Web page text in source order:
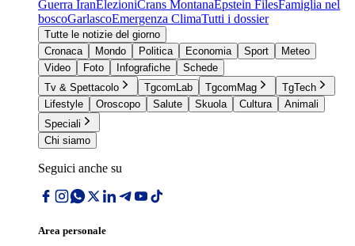
Guerra IranElezioniCrans MontanaEpstein FilesFamiglia nel
boscoGarlascoEmergenza ClimaTutti i dossier
Tutte le notizie del giorno
Cronaca
Mondo Politica Economia Sport
Meteo
Video
Foto Infografiche
Schede
Tv & Spettacolo
TgcomLab TgcomMag
TgTech
Lifestyle
Oroscopo Salute Skuola Cultura
Animali
Speciali
Chi siamo
Seguici anche su
Area personale